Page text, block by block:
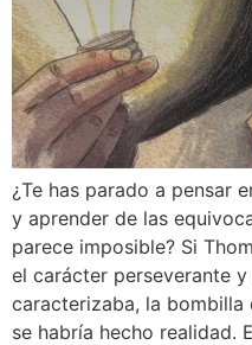
¿Te has parado a pensar
y aprender de las
parece imposible? Si
el carácter perseverante
caracterizaba, la bombilla
se habría hecho realidad.